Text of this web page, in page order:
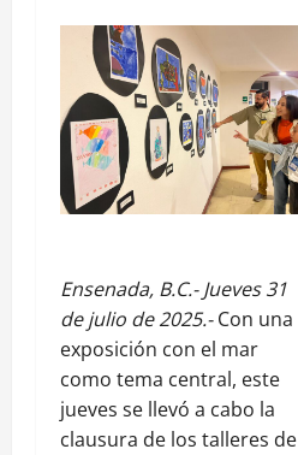
Ensenada, B.C.- Jueves 31
de julio de 2025.-Con una
exposición con el mar
como tema central, este
jueves se llevó a cabo la
clausura de los talleres de